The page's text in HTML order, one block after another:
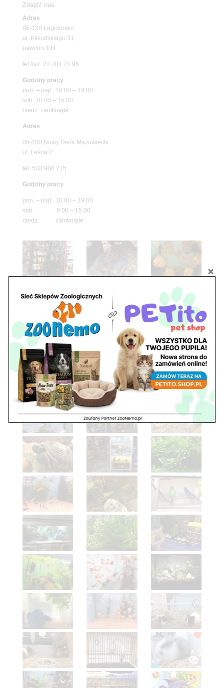
Znajdź nas
Adres
05-120 Legionowo
ul. Piłsudskiego 31,
pawilon 134
tel./fax. 22 784 71 96
Godziny pracy
pon. – piąt. 10.00 – 19.00
sob. 10.00 – 15.00
niedz. zamknięte
Adres
05-100 Nowy Dwór Mazowiecki
ul. Leśna 2
tel. 503 900 215
Godziny pracy
pon. – piąt. 10.00 – 19.00
sob. 8.00 – 15.00
niedz. zamknięte